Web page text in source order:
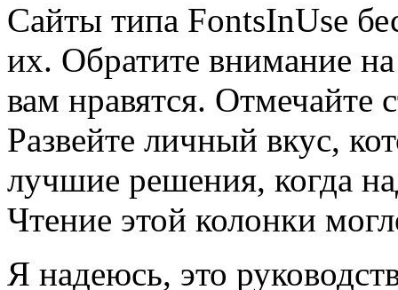
Сайты типа FontsInUse
их. Обратите внимание
вам нравятся.
Развейте личный вкус,
лучшие решения, когда
Чтение этой колонки
Я надеюсь, это